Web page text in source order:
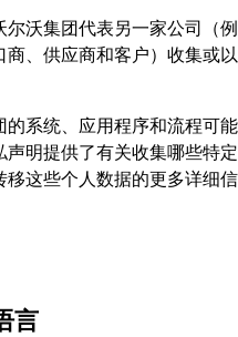
沃集团代表另一家公司（例
、供应商和客户）收集或以
系统、应用程序和流程可能
明提供了有关收集哪些特定
这些个人数据的更多详细信
言